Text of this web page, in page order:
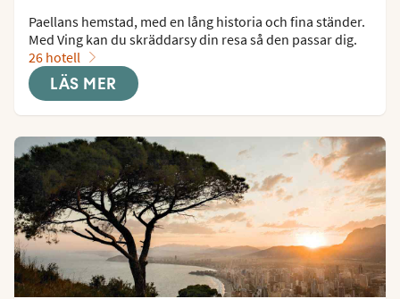
Paellans hemstad, med en lång historia och fina ständer.
Med Ving kan du skräddarsy din resa så den passar dig.
26 hotell
LÄS MER